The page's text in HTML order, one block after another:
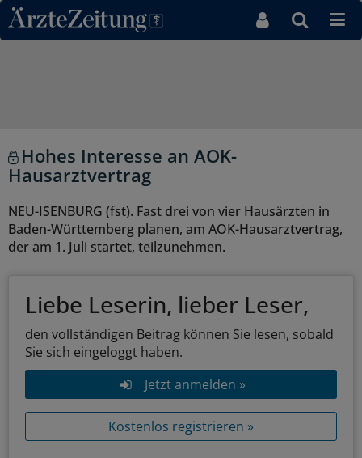
Direkt zum Inhaltsbereich
Hohes Interesse an AOK-
Hausarztvertrag
NEU-ISENBURG (fst). Fast drei von vier Hausärzten in
Baden-Württemberg planen, am AOK-Hausarztvertrag,
der am 1. Juli startet, teilzunehmen.
Liebe Leserin, lieber Leser,
den vollständigen Beitrag können Sie lesen, sobald
Sie sich eingeloggt haben.
Jetzt anmelden »
Kostenlos registrieren »